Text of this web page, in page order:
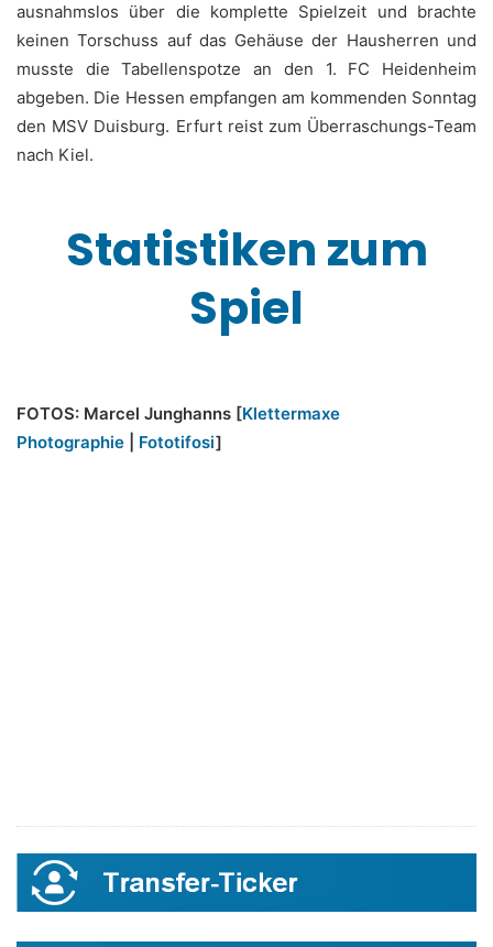
ausnahmslos über die komplette Spielzeit und brachte
keinen Torschuss auf das Gehäuse der Hausherren und
musste die Tabellenspotze an den 1. FC Heidenheim
abgeben. Die Hessen empfangen am kommenden Sonntag
den MSV Duisburg. Erfurt reist zum Überraschungs-Team
nach Kiel.
Statistiken zum
Spiel
FOTOS: Marcel Junghanns [Klettermaxe
Photographie
Fototifosi]